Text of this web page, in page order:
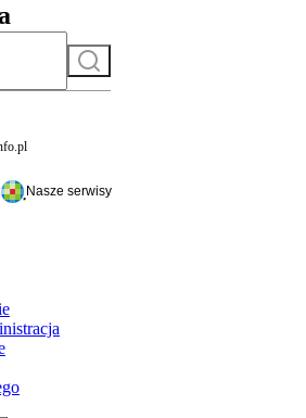
Szukaj
się w nowej karcie
otwiera się w nowej karcie
Nasze serwisy